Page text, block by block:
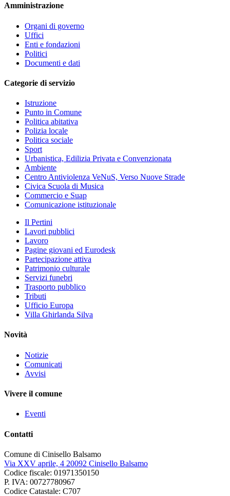
Amministrazione
Organi di governo
Uffici
Enti e fondazioni
Politici
Documenti e dati
Categorie di servizio
Istruzione
Punto in Comune
Politica abitativa
Polizia locale
Politica sociale
Sport
Urbanistica, Edilizia Privata e Convenzionata
Ambiente
Centro Antiviolenza VeNuS, Verso Nuove Strade
Civica Scuola di Musica
Commercio e Suap
Comunicazione istituzionale
Il Pertini
Lavori pubblici
Lavoro
Pagine giovani ed Eurodesk
Partecipazione attiva
Patrimonio culturale
Servizi funebri
Trasporto pubblico
Tributi
Ufficio Europa
Villa Ghirlanda Silva
Novità
Notizie
Comunicati
Avvisi
Vivere il comune
Eventi
Contatti
Comune di Cinisello Balsamo
Via XXV aprile, 4 20092 Cinisello Balsamo
Codice fiscale: 01971350150
P. IVA: 00727780967
Codice Catastale: C707